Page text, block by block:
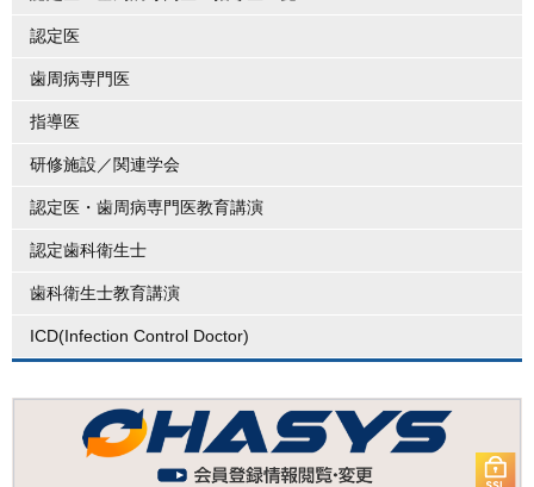
認定医
歯周病専門医
指導医
研修施設／関連学会
認定医・歯周病専門医教育講演
認定歯科衛生士
歯科衛生士教育講演
ICD(Infection Control Doctor)